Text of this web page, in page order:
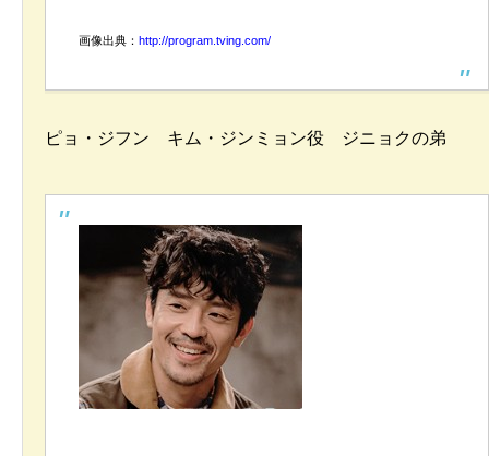
画像出典： http://program.tving.com/
ピョ・ジフン キム・ジンミョン役 ジニョクの弟